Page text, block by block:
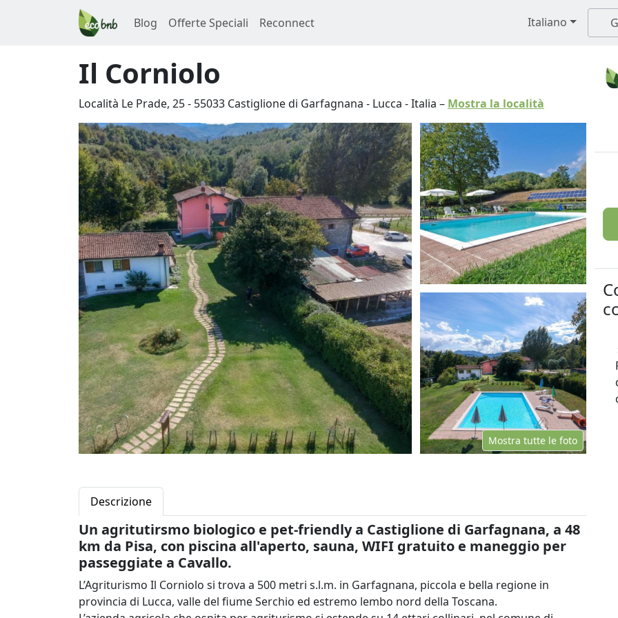
Blog Offerte Speciali Reconnect Italiano
Il Corniolo
Località Le Prade, 25- 55033 Castiglione di Garfagnana - Lucca -Italia – Mostra la località
Mostra tutte le foto
Descrizione
Un agritutirsmo biologico e pet-friendly a Castiglione di Garfagnana, a 48
km da Pisa, con piscina all'aperto, sauna, WIFI gratuito e maneggio per
passeggiate a Cavallo.
L’Agriturismo Il Corniolo si trova a 500 metri s.l.m. in Garfagnana, piccola e bella regione in
provincia di Lucca, valle del fiume Serchio ed estremo lembo nord della Toscana.